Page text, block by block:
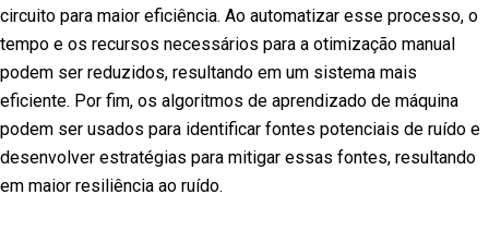
circuito para maior eficiência. Ao automatizar esse processo, o
tempo e os recursos necessários para a otimização manual
podem ser reduzidos, resultando em um sistema mais
eficiente. Por fim, os algoritmos de aprendizado de máquina
podem ser usados para identificar fontes potenciais de ruído e
desenvolver estratégias para mitigar essas fontes, resultando
em maior resiliência ao ruído.